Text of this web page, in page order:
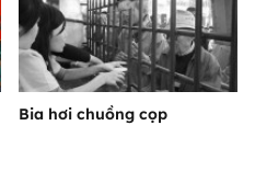
Bia hơi chuồng cọp